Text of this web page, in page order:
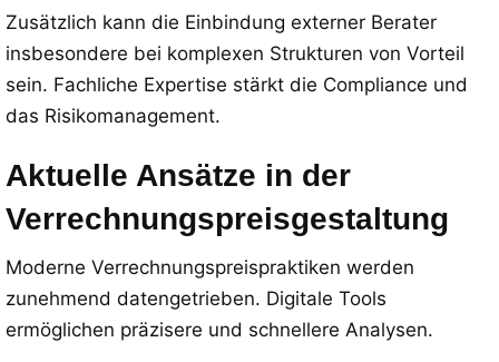
Zusätzlich kann die Einbindung externer Berater
insbesondere bei komplexen Strukturen von Vorteil
sein. Fachliche Expertise stärkt die Compliance und
das Risikomanagement.
Aktuelle Ansätze in der
Verrechnungspreisgestaltung
Moderne Verrechnungspreispraktiken werden
zunehmend datengetrieben. Digitale Tools
ermöglichen präzisere und schnellere Analysen.